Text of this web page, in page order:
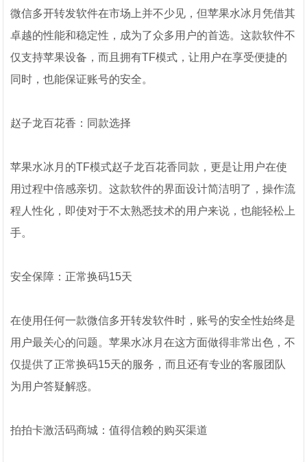
微信多开转发软件在市场上并不少见，但苹果水冰月凭借其
卓越的性能和稳定性，成为了众多用户的首选。这款软件不
仅支持苹果设备，而且拥有TF模式，让用户在享受便捷的
同时，也能保证账号的安全。
赵子龙百花香：同款选择
苹果水冰月的TF模式赵子龙百花香同款，更是让用户在使
用过程中倍感亲切。这款软件的界面设计简洁明了，操作流
程人性化，即使对于不太熟悉技术的用户来说，也能轻松上
手。
安全保障：正常换码15天
在使用任何一款微信多开转发软件时，账号的安全性始终是
用户最关心的问题。苹果水冰月在这方面做得非常出色，不
仅提供了正常换码15天的服务，而且还有专业的客服团队
为用户答疑解惑。
拍拍卡激活码商城：值得信赖的购买渠道